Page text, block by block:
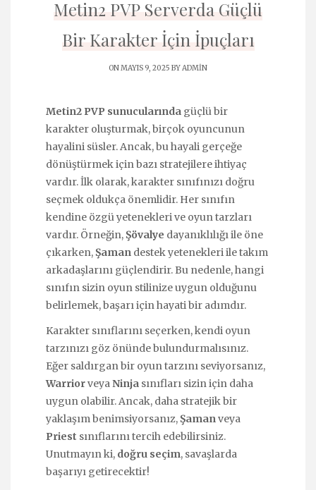
Metin2 PVP Serverda Güçlü
Bir Karakter İçin İpuçları
ON MAYIS 9, 2025 BYADMIN
Metin2 PVP sunucularında güçlü bir
karakter oluşturmak, birçok oyuncunun
hayalini süsler. Ancak, bu hayali gerçeğe
dönüştürmek için bazı stratejilere ihtiyaç
vardır. İlk olarak, karakter sınıfınızı doğru
seçmek oldukça önemlidir. Her sınıfın
kendine özgü yetenekleri ve oyun tarzları
vardır. Örneğin, Şövalye dayanıklılığı ile öne
çıkarken, Şaman destek yetenekleri ile takım
arkadaşlarını güçlendirir. Bu nedenle, hangi
sınıfın sizin oyun stilinize uygun olduğunu
belirlemek, başarı için hayati bir adımdır.
Karakter sınıflarını seçerken, kendi oyun
tarzınızı göz önünde bulundurmalısınız.
Eğer saldırgan bir oyun tarzını seviyorsanız,
WarriorveyaNinja sınıfları sizin için daha
uygun olabilir. Ancak, daha stratejik bir
yaklaşım benimsiyorsanız, Şamanveya
Priest sınıflarını tercih edebilirsiniz.
Unutmayın ki, doğru seçim, savaşlarda
başarıyı getirecektir!